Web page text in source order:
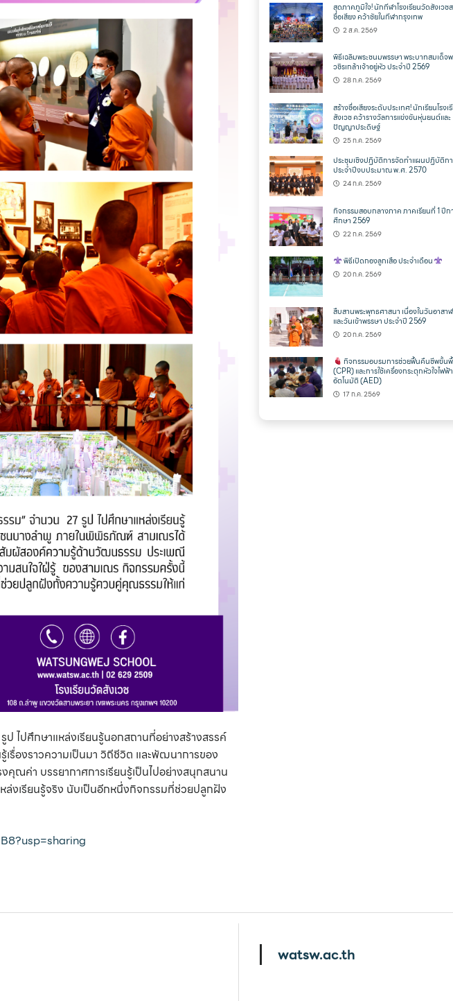
ป ไปศึกษาแหล่งเรียนรู้นอกสถานที่อย่างสร้างสรรค์
องราวความเป็นมา วิถีชีวิต และพัฒนาการของ
ค่า บรรยากาศการเรียนรู้เป็นไปอย่างสนุกสนาน
ล่งเรียนรู้จริง นับเป็นอีกหนึ่งกิจกรรมที่ช่วยปลูกฝัง
สุดภาคภูมิใจ! นักกีฬาโรงเรียนวัดสังเวช
ชื่อเสียง คว้าชัยในกีฬากรุงเทพ
2 ส.ค. 2569
พิธีเฉลิมพระชนมพรรษา พระบาทสมเด็จ
วชิรเกล้าเจ้าอยู่หัว ประจำปี 2569
28 ก.ค. 2569
สร้างชื่อเสียงระดับประเทศ! นักเรียนโรง
สังเวช คว้ารางวัลการแข่งขันหุ่นยนต์และ
ปัญญาประดิษฐ์
25 ก.ค. 2569
ประชุมเชิงปฏิบัติการจัดทำแผนปฏิบัติก
ประจำปีงบประมาณ พ.ศ. 2570
24 ก.ค. 2569
กิจกรรมสอบกลางภาค ภาคเรียนที่ 1 ปีก
ศึกษา 2569
22 ก.ค. 2569
พิธีเปิดกองลูกเสือ ประจำเดือน
20 ก.ค. 2569
สืบสานพระพุทธศาสนา เนื่องในวันอาสา
และวันเข้าพรรษา ประจำปี 2569
20 ก.ค. 2569
กิจกรรมอบรมการช่วยฟื้นคืนชีพขั้น
(CPR) และการใช้เครื่องกระตุกหัวใจไฟฟ้า
อัตโนมัติ (AED)
17 ก.ค. 2569
watsw.ac.th